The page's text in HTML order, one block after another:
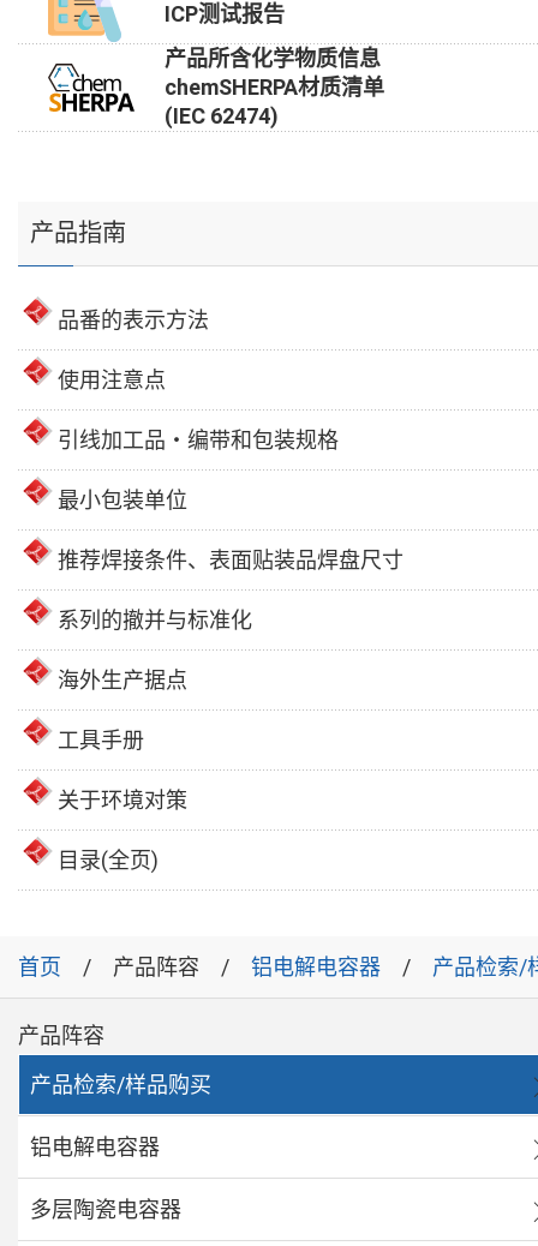
ICP测试报告
产品所含化学物质信息
chemSHERPA材质清单
(IEC 62474)
产品指南
品番的表示方法
使用注意点
引线加工品・编带和包装规格
最小包装单位
推荐焊接条件、表面贴装品焊盘尺寸
系列的撤并与标准化
海外生产据点
工具手册
关于环境对策
目录(全页)
首页 产品阵容 铝电解电容器 产品检索/
产品阵容
产品检索/样品购买
铝电解电容器
多层陶瓷电容器